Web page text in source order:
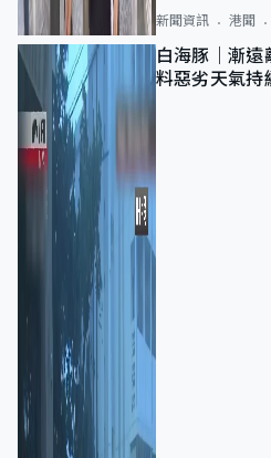
新聞資訊 港聞
白海豚｜漸
料惡劣天氣